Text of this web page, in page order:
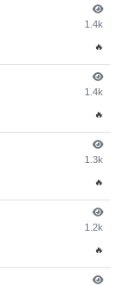
1.4k
🔥
1.4k
🔥
1.3k
🔥
1.2k
🔥